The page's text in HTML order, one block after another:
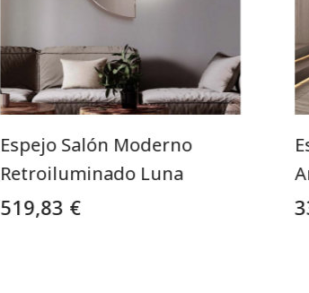
Espejo Salón Moderno
Retroiluminado Luna
519,83 €